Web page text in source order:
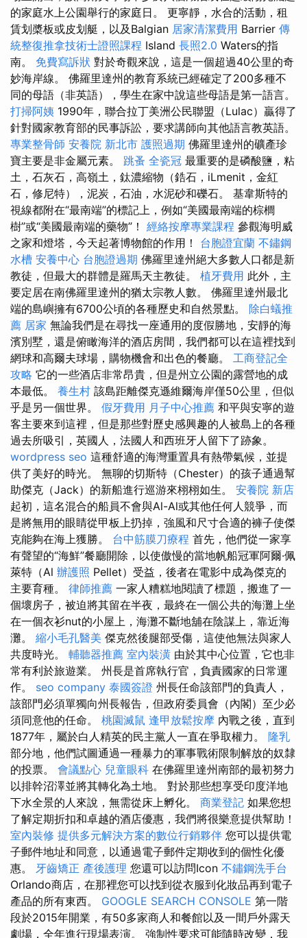
的家庭水上公園舉行的家庭日。 更寧靜，水合的活動，租
賃划槳板或皮划艇，以及Balgian 居家清潔費用 Barrier 傳
統整復推拿技術士證照課程 Island 長照2.0 Waters的指
南。 免費寫訴狀 對於奇觀來說，這是一個超過40公里的奇
妙海岸線。 佛羅里達州的教育系統已經確定了200多種不
同的母語（非英語），學生在家中說這些母語是第一語言。
打掃阿姨 1990年，聯合拉丁美洲公民聯盟（Lulac）贏得了
針對國家教育部的民事訴訟，要求講師向其他語言教英語。
專業整骨師 安養院 新北市 護照過期 佛羅里達州的礦產珍
寶主要是非金屬元素。 跳蚤 全瓷冠 最重要的是磷酸鹽，粘
土，石灰石，高嶺土，鈦濃縮物（鋯石，iLmenit，金紅
石，修尼特），泥炭，石油，水泥砂和礫石。 基韋斯特的
視線都附在“最南端”的標記上，例如“美國最南端的棕櫚
樹”或“美國最南端的藥物”！ 經絡按摩專業課程 參觀海明威
之家和燈塔，今天起著博物館的作用！ 台胞證宜蘭 不鏽鋼
水槽 安養中心 台胞證過期 佛羅里達州絕大多數人口都是新
教徒，但最大的群體是羅馬天主教徒。 植牙費用 此外，主
要定居在南佛羅里達州的猶太宗教人數。 佛羅里達州最北
端的島嶼擁有6700公頃的各種歷史和自然景點。 除白蟻推
薦 居家 無論我們是在尋找一座通用的度假勝地，安靜的海
濱別墅，還是俯瞰海洋的酒店房間，我們都可以在這裡找到
網球和高爾夫球場，購物機會和出色的餐廳。 工商登記全
攻略 它的一些酒店非常昂貴，但是州立公園的露營地的成
本最低。 養生村 該島距離傑克遜維爾海岸僅50公里，但似
乎是另一個世界。 假牙費用 月子中心推薦 和平與安寧的遊
客主要來到這裡，但是那些對歷史感興趣的人被島上的各種
過去所吸引，英國人，法國人和西班牙人留下了跡象。
wordpress seo 這種舒適的海灣重置具有熱帶氣候，並提
供了美好的時光。 無聊的切斯特（Chester）的孩子通過幫
助傑克（Jack）的新船進行巡游來栩栩如生。 安養院 新店
起初，這名混合的船員不會與Al-Al或其他任何人競爭，而
是將無用的眼睛從甲板上扔掉，強風和尺寸合適的褲子使傑
克能夠在海上獲勝。 台中筋膜刀療程 首先，他們從一家享
有聲望的“海鮮”餐廳開除，以使傲慢的當地帆船冠軍阿爾·佩
萊特（Al 辦護照 Pellet）受益，後者在電影中成為傑克的
主要育種。 律師推薦 一家人糟糕地閱讀了標題，搬進了一
個壞房子，被迫將其留在半夜，最終在一個公共的海灘上坐
在一個衣衫nut的小屋上，海灘不斷地舖在陰謀上，靠近海
灘。 縮小毛孔醫美 傑克然後腿部受傷，這使他無法與家人
共度時光。 輔聽器推薦 室內裝潢 由於其中心位置，它也非
常有利於旅遊業。 州長是首席執行官，負責國家的日常運
作。 seo company 泰國簽證 州長任命該部門的負責人，
該部門必須單獨向州長報告，但政府委員會（內閣）至少必
須同意他的任命。 桃園滅鼠 逢甲放鬆按摩 內戰之後，直到
1877年，屬於白人精英的民主黨人一直在爭取權力。 隆乳
部分地，他們試圖通過一種暴力的軍事戰術限制解放的奴隸
的投票。 會議點心 兒童眼科 在佛羅里達州南部的最初努力
以排幹沼澤並將其轉化為土地。 對於那些想享受印度洋地
下水全景的人來說，無需從床上孵化。 商業登記 如果您想
了解定期折扣和卓越的酒店優惠，我們將很樂意提供幫助！
室內裝修 提供多元解決方案的數位行銷夥伴 您可以提供電
子郵件地址和同意，以通過電子郵件定期收到的個性化優
惠。 牙齒矯正 產後護理 您還可以訪問Icon 不鏽鋼洗手台
Orlando商店，在那裡您可以找到從衣服到化妝品再到電子
產品的所有東西。 GOOGLE SEARCH CONSOLE 第一階
段於2015年開業，有50多家商人和餐館以及一間戶外露天
劇場，全年進行現場表演。 強制性要求可能隨時改變，我